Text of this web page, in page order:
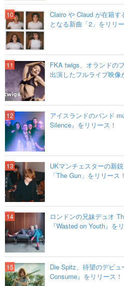
Clairo や Claud が在籍す
となる新曲「2」をリリ
FKA twigs、オランドの
出演したフルライブ映像
アイスランドのバンド
Silence』をリリース！
UKマンチェスターの新
「The Gun」をリリース！
ロンドンの兄妹デュオ
『Wasted on Youth』を
Die Spitz、待望のデビ
Consume』をリリース！